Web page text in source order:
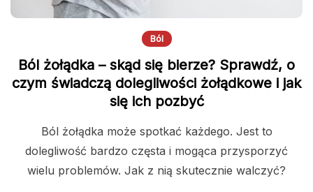
Ból
Ból żołądka – skąd się bierze? Sprawdź, o
czym świadczą dolegliwości żołądkowe i jak
się ich pozbyć
Ból żołądka może spotkać każdego. Jest to
dolegliwość bardzo częsta i mogąca przysporzyć
wielu problemów. Jak z nią skutecznie walczyć?